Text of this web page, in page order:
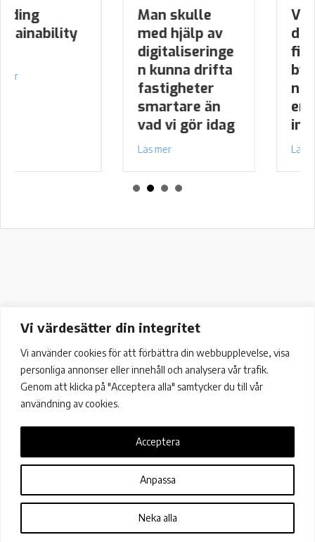
Vi värdesätter din integritet
Vi använder cookies för att förbättra din webbupplevelse, visa
personliga annonser eller innehåll och analysera vår trafik.
Genom att klicka på "Acceptera alla" samtycker du till vår
användning av cookies.
Anpassa
Neka alla
Acceptera
2021
med hjälp av
digitaliseringe
n kunna drifta
vad vi gör idag
about Man skulle med hjälp av digitaliseringen
Verktygen för
digitalisering
finns inom
byggbransche
n – det är mer
en fråga om
inställning
about
Färögatan 33, 16451 Kista
+46 (0)8 13 13 37 |